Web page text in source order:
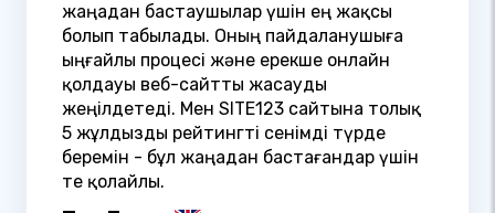
жаңадан бастаушылар үшін ең жақсы
болып табылады. Оның пайдаланушыға
ыңғайлы процесі және ерекше онлайн
қолдауы веб-сайтты жасауды
жеңілдетеді. Мен SITE123 сайтына толық
5 жұлдызды рейтингті сенімді түрде
беремін - бұл жаңадан бастағандар үшін
өте қолайлы.